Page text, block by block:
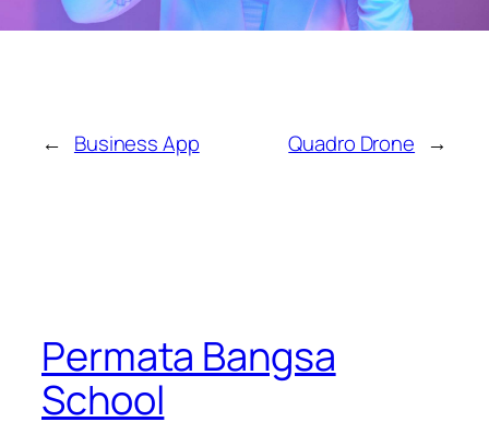
← Business App Quadro Drone →
Permata Bangsa
School